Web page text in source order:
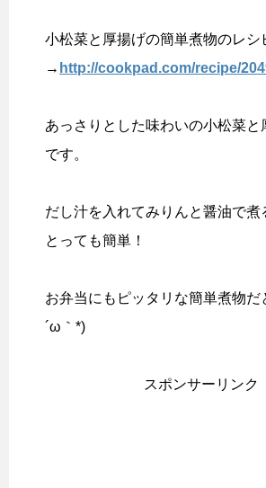
小松菜と厚揚げの簡単煮物のレシ
→ http://cookpad.com/recipe/
あっさりとした味わいの小松菜と
です。
だし汁を入れてみりんと醤油で煮
とっても簡単！
お弁当にもピッタリな簡単煮物だ
´ω｀*)
スポンサーリンク